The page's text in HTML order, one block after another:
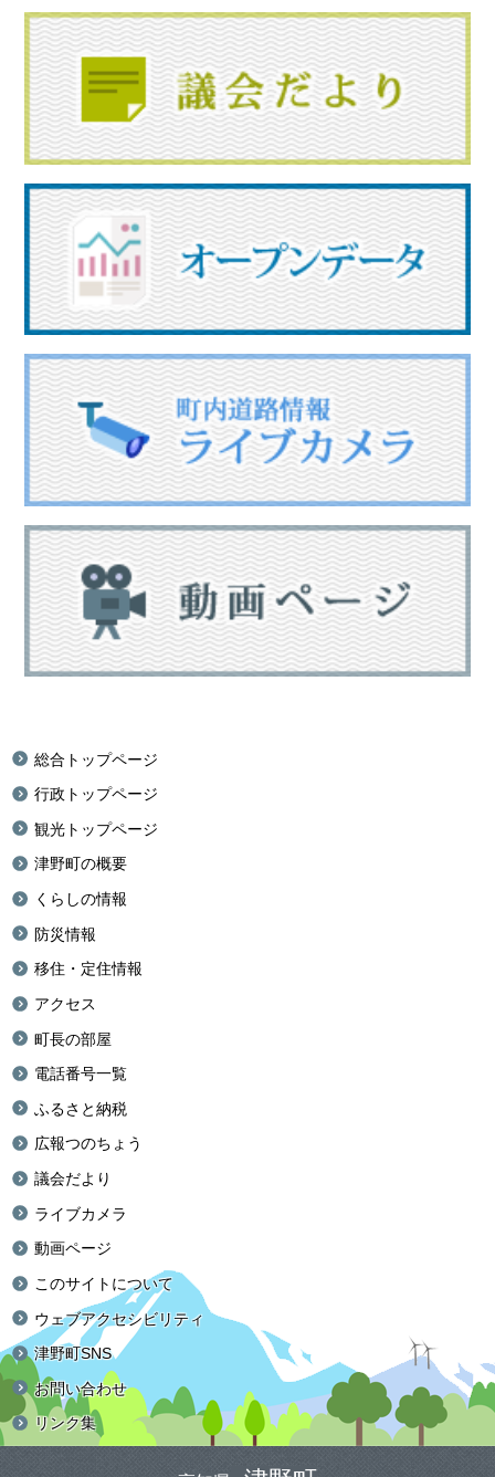
総合トップページ
行政トップページ
観光トップページ
津野町の概要
くらしの情報
防災情報
移住・定住情報
アクセス
町長の部屋
電話番号一覧
ふるさと納税
広報つのちょう
議会だより
ライブカメラ
動画ページ
このサイトについて
ウェブアクセシビリティ
津野町SNS
お問い合わせ
リンク集